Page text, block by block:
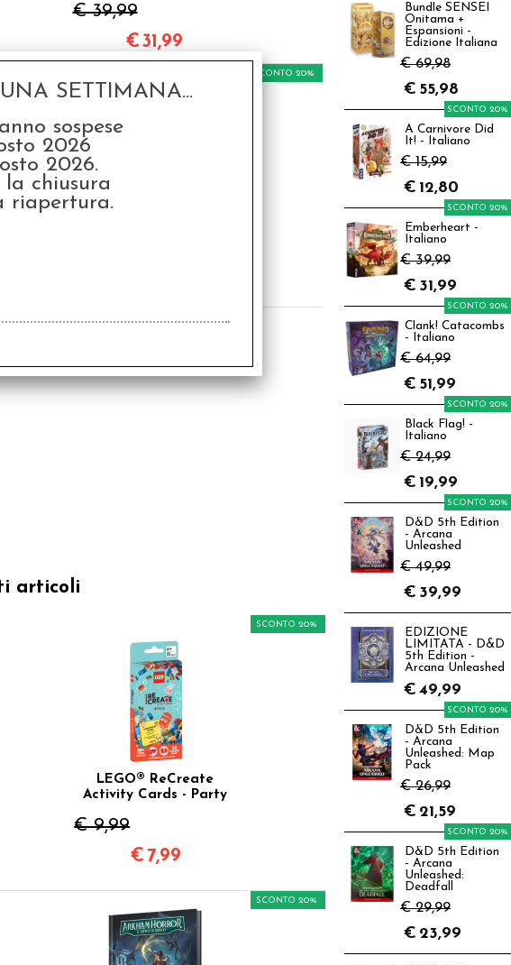
€ 39,99
€31,99
SCONTO 20%
articoli
LEGO® ReCreate
Activity Cards - Party
€ 9,99
SCONTO 20%
€ 7,99
SCONTO 20%
Bundle SENSEI
Onitama +
Espansioni -
Edizione Italiana
€ 69,98
€ 55,98
A Carnivore Did
It! - Italiano
€ 15,99
SCONTO 20%
€ 12,80
Emberheart -
Italiano
€ 39,99
SCONTO 20%
€ 31,99
Clank! Catacombs
- Italiano
€ 64,99
SCONTO 20%
€ 51,99
Black Flag! -
Italiano
€ 24,99
SCONTO 20%
€ 19,99
D&D 5th Edition
- Arcana
Unleashed
€ 49,99
SCONTO 20%
€ 39,99
EDIZIONE
LIMITATA - D&D
5th Edition -
Arcana Unleashed
€ 49,99
D&D 5th Edition
- Arcana
Unleashed: Map
Pack
€ 26,99
SCONTO 20%
€ 21,59
D&D 5th Edition
- Arcana
Unleashed:
Deadfall
€ 29,99
SCONTO 20%
€ 23,99
SETTIMANA...
sospese
2026
2026.
chiusura
riapertura.